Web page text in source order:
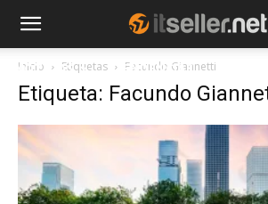
NOTICIAS TENDENCIAS
Inicio Etiquetas Facundo Giannetti
Etiqueta: Facundo